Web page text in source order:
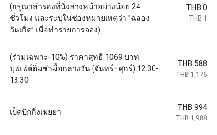
(กรุณาสำรองที่นั่งล่วงหน้าอย่างน้อย 24
ชั่วโมง และระบุในช่องหมายเหตุว่า "ฉลอง
วันเกิด" เมื่อทำรายการจอง)
THB 0
THB 1
(ร่วมเฉพาะ-10%) ราคาสุทธิ 1069 บาท
บุฟเฟ่ต์ติ่มซำมื้อกลางวัน (จันทร์–ศุกร์) 12:30-
13:30
THB 588
THB 1,176
เป็ดปักกิ่งเฟยยา
THB 994
THB 1,988